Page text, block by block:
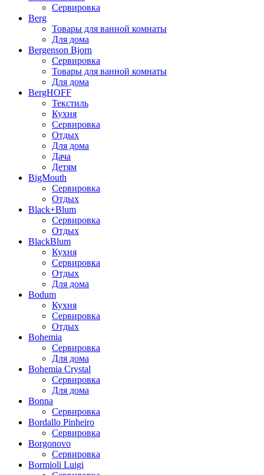
Сервировка
Berg
Товары для ванной комнаты
Для дома
Bergenson Bjorn
Сервировка
Товары для ванной комнаты
Для дома
BergHOFF
Текстиль
Кухня
Сервировка
Отдых
Для дома
Дача
Детям
BigMouth
Сервировка
Отдых
Black+Blum
Сервировка
Отдых
BlackBlum
Кухня
Сервировка
Отдых
Для дома
Bodum
Кухня
Сервировка
Отдых
Bohemia
Сервировка
Для дома
Bohemia Crystal
Сервировка
Для дома
Bonna
Сервировка
Bordallo Pinheiro
Сервировка
Borgonovo
Сервировка
Bormioli Luigi